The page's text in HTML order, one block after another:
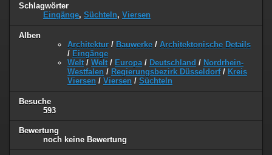
Schlagwörter
Eingänge, Süchteln, Viersen
Alben
Architektur / Bauwerke / Architektonische Details
/ Eingänge
Welt / Welt / Europa / Deutschland / Nordrhein-
Westfalen / Regierungsbezirk Düsseldorf/ Kreis
Viersen / Viersen / Süchteln
Besuche
593
Bewertung
noch keine Bewertung